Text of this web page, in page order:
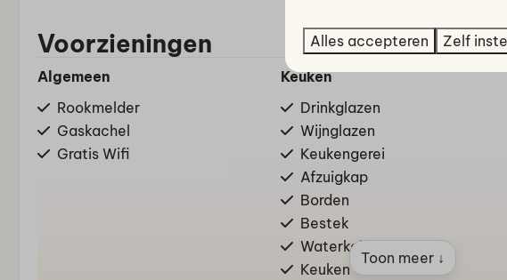
Voorzieningen
Algemeen
Rookmelder
Gaskachel
Gratis Wifi
Keuken
Drinkglazen
Wijnglazen
Keukengerei
Afzuigkap
Borden
Bestek
Waterkoker
Keuken
Toon meer ↓
Alles accepteren Zelf